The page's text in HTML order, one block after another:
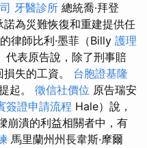
牙醫診所 總統喬·拜登
諾為災難恢復和重建提供任
律師比利·墨菲（Billy 護理
代表原告說，除了刑事賠
失的工資。 台胞證基隆
起。 徵信社價位 原告瑞安
簽證申請流程 Hale）說，
崩潰的利益相關者中，有
馬里蘭州州長韋斯·摩爾